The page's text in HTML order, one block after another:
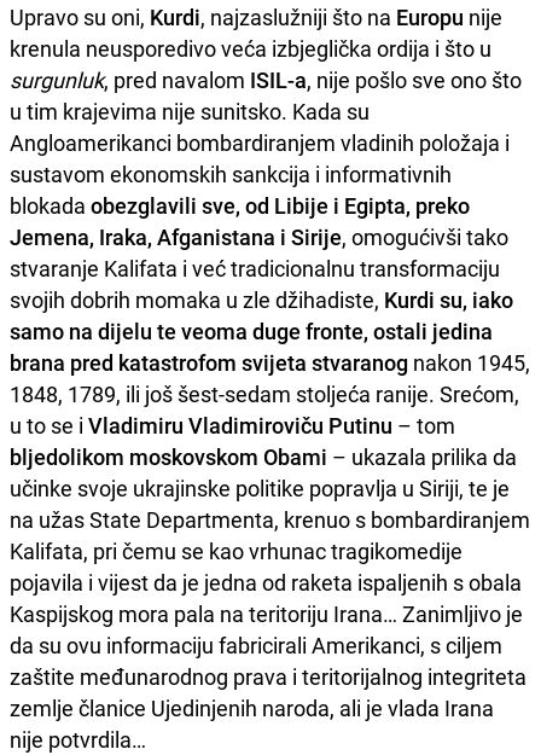
Upravo su oni, Kurdi, najzaslužniji što na Europu nije
krenula neusporedivo veća izbjeglička ordija i što u
surgunluk, pred navalom ISIL-a, nije pošlo sve ono što
u tim krajevima nije sunitsko. Kada su
Angloamerikanci bombardiranjem vladinih položaja i
sustavom ekonomskih sankcija i informativnih
blokada obezglavili sve, od Libije i Egipta, preko
Jemena, Iraka, Afganistana i Sirije, omogućivši tako
stvaranje Kalifata i već tradicionalnu transformaciju
svojih dobrih momaka u zle džihadiste, Kurdi su, iako
samo na dijelu te veoma duge fronte, ostali jedina
brana pred katastrofom svijeta stvaranog nakon 1945,
1848, 1789, ili još šest-sedam stoljeća ranije. Srećom,
u to se i Vladimiru Vladimiroviču Putinu – tom
bljedolikom moskovskom Obami – ukazala prilika da
učinke svoje ukrajinske politike popravlja u Siriji, te je
na užas State Departmenta, krenuo s bombardiranjem
Kalifata, pri čemu se kao vrhunac tragikomedije
pojavila i vijest da je jedna od raketa ispaljenih s obala
Kaspijskog mora pala na teritoriju Irana… Zanimljivo je
da su ovu informaciju fabricirali Amerikanci, s ciljem
zaštite međunarodnog prava i teritorijalnog integriteta
zemlje članice Ujedinjenih naroda, ali je vlada Irana
nije potvrdila…